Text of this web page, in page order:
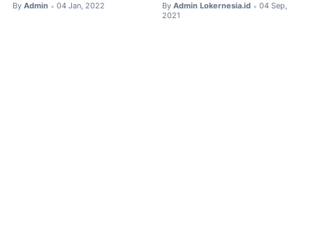
By Admin • 04 Jan, 2022 By Admin Lokernesia.id • 04 Sep,
2021